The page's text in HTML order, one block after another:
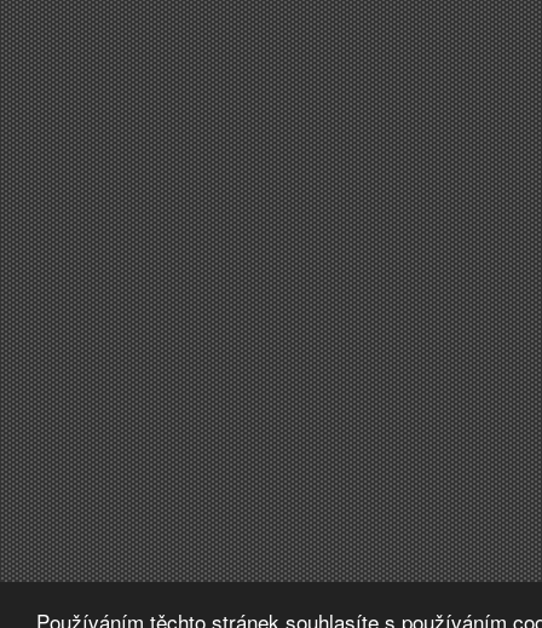
Používáním těchto stránek souhlasíte s používáním